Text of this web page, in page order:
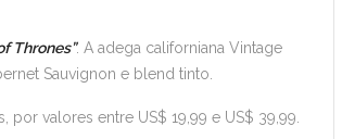
Thrones”. A adega californiana Vintage
Sauvignon e blend tinto.
valores entre US$ 19,99 e US$ 39,99.